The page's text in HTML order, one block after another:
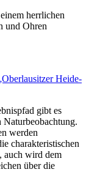
herrlichen
und Ohren
Heide-
gibt es
Naturbeobachtung.
werden
charakteristischen
auch wird dem
über die